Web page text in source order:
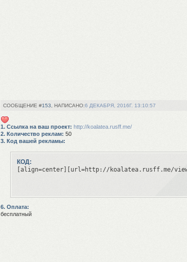
153 6 ДЕКАБРЯ, 2016Г. 13:10:57
1. Ссылка на ваш проект: http://koalatea.rusff.me/
2. Количество реклам: 50
3. Код вашей рекламы:
КОД:
[align=center][url=http://koalatea.rusff.me/
6. Оплата:
бесплатный